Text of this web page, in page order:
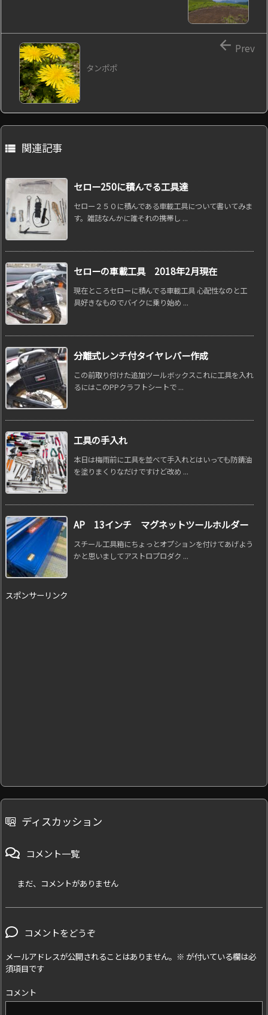
タンポポ
 Prev
 関連記事
セロー250に積んでる工具達
セロー２５０に積んである車載工具について書いてみま
す。雑誌なんかに誰それの携帯し ...
セローの車載工具 2018年2月現在
現在ところセローに積んでる車載工具 心配性なのと工
具好きなものでバイクに乗り始め ...
分離式レンチ付タイヤレバー作成
この前取り付けた追加ツールボックスこれに工具を入れ
るにはこのPPクラフトシートで ...
工具の手入れ
本日は梅雨前に工具を並べて手入れとはいっても防錆油
を塗りまくりなだけですけど改め ...
AP 13インチ マグネットツールホルダー
スチール工具箱にちょっとオプションを付けてあげよう
かと思いましてアストロプロダク ...
スポンサーリンク
ディスカッション
コメント一覧
まだ、コメントがありません
コメントをどうぞ
メールアドレスが公開されることはありません。 ※ が付いている欄は必
須項目です
コメント